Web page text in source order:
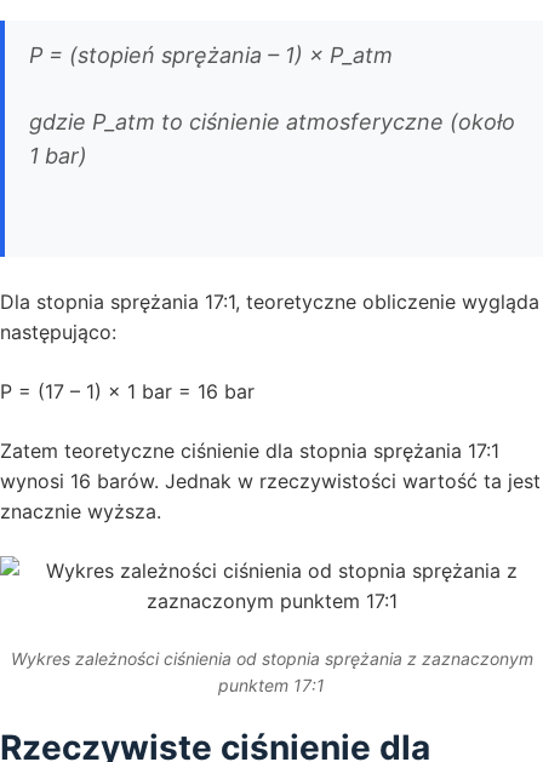
P = (stopień sprężania – 1) × P_atm
gdzie P_atm to ciśnienie atmosferyczne (około
1 bar)
Dla stopnia sprężania 17:1, teoretyczne obliczenie wygląda
następująco:
P = (17 – 1) × 1 bar = 16 bar
Zatem teoretyczne ciśnienie dla stopnia sprężania 17:1
wynosi 16 barów. Jednak w rzeczywistości wartość ta jest
znacznie wyższa.
Wykres zależności ciśnienia od stopnia sprężania z zaznaczonym
punktem 17:1
Rzeczywiste ciśnienie dla